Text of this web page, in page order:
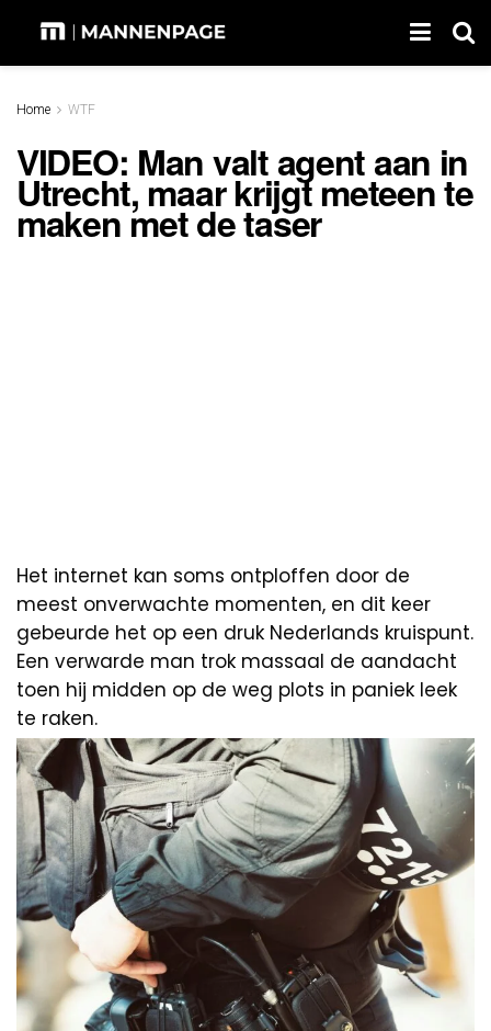
Home WTF
VIDEO: Man valt agent aan in
Utrecht, maar krijgt meteen te
maken met de taser
Het internet kan soms ontploffen door de
meest onverwachte momenten, en dit keer
gebeurde het op een druk Nederlands kruispunt.
Een verwarde man trok massaal de aandacht
toen hij midden op de weg plots in paniek leek
te raken.